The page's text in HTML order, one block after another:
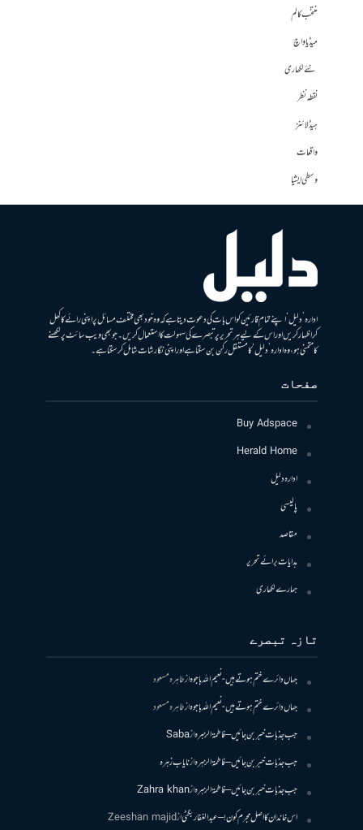
منتخب کالم
میڈیا واچ
نئے لکھاری
نقطہ نظر
ہیڈلائنز
واقعات
وسطی ایشیا
ادارہ ’دلیل‘ اپنے تمام قارئین کو اس بات کی دعوت دیتا ہے کہ وہ خود بھی مختلف مسائل پر اپنی رائے کا کھل
کر اظہار کریں اور اس کے لیے ہر تحریر پر تبصرے کی سہولت کا استعمال کریں۔ جو بھی ویب سائٹ پر لکھنے
کا متمنی ہو، وہ ادارہ ’دلیل‘ کا مستقل رکن بن سکتا ہے اور اپنی نگارشات شامل کرسکتا ہے۔
صفحات
Buy Adspace
Herald Home
ادارہ دلیل
پالیسی
مقاصد
ہدایات برائے تحریر
ہمارے لکھاری
تازہ تبصرے
جہاں دائرے ختم ہوتے ہیں- نعیم اللہ باجوہازطاہرہ مسعود
جہاں دائرے ختم ہوتے ہیں- نعیم اللہ باجوہازطاہرہ مسعود
جب جذبات خبر بن جائیں – فاطمۃالزہرہازSaba
جب جذبات خبر بن جائیں – فاطمۃالزہرہازنایاب زہرہ
جب جذبات خبر بن جائیں – فاطمۃالزہرہازZahra khan
اس خاندان کا اصل مجرم کون! – عبدالغفار بگٹیازZeeshan majid